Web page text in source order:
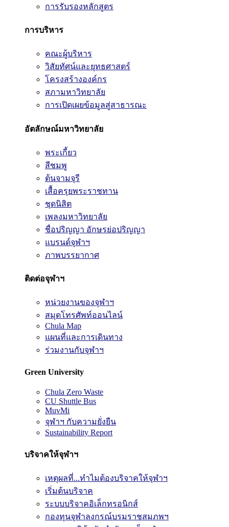
การรับรองหลักสูตร
การบริหาร
คณะผู้บริหาร
วิสัยทัศน์และยุทธศาสตร์
โครงสร้างองค์กร
สภามหาวิทยาลัย
การเปิดเผยข้อมูลสู่สาธารณะ
อัตลักษณ์มหาวิทยาลัย
พระเกี้ยว
สีชมพู
ต้นจามจุรี
เสื้อครุยพระราชทาน
ชุดนิสิต
เพลงมหาวิทยาลัย
ชื่อปริญญา อักษรย่อปริญญา
แบรนด์จุฬาฯ
ภาพบรรยากาศ
ติดต่อจุฬาฯ
หน่วยงานของจุฬาฯ
สมุดโทรศัพท์ออนไลน์
Chula Map
แผนที่และการเดินทาง
ร่วมงานกับจุฬาฯ
Green University
Chula Zero Waste
CU Shuttle Bus
MuvMi
จุฬาฯ กับความยั่งยืน
Sustainability Report
บริจาคให้จุฬาฯ
เหตุผลที่...ทำไมต้องบริจาคให้จุฬาฯ
เริ่มต้นบริจาค
ระบบบริจาคอิเล็กทรอนิกส์
กองทุนจุฬาลงกรณ์บรมราชสมภพฯ